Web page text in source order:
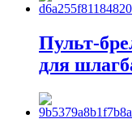
Пульт-
для